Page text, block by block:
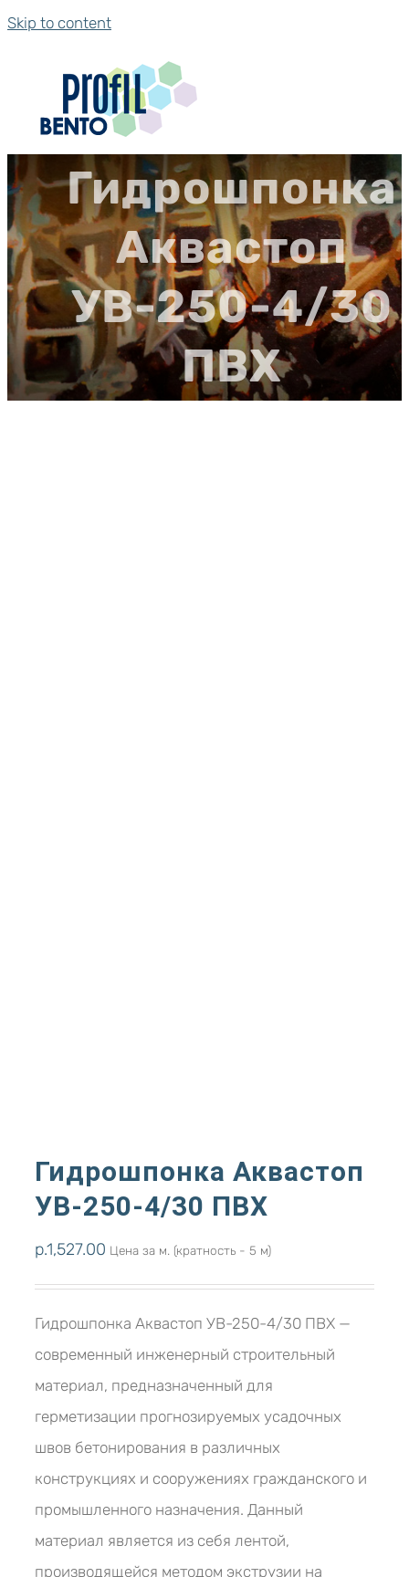
Skip to content
Гидрошпонка
Аквастоп
УВ-250-4/30
ПВХ
Гидрошпонка Аквастоп
УВ-250-4/30 ПВХ
р.1,527.00 Цена за м. (кратность - 5 м)
Гидрошпонка Аквастоп УВ-250-4/30 ПВХ —
современный инженерный строительный
материал, предназначенный для
герметизации прогнозируемых усадочных
швов бетонирования в различных
конструкциях и сооружениях гражданского и
промышленного назначения. Данный
материал является из себя лентой,
производящейся методом экструзии на